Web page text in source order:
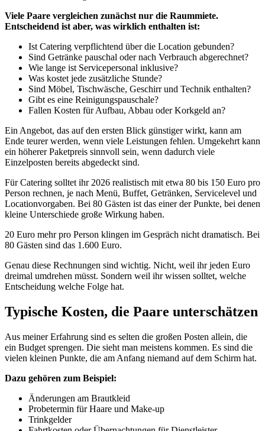
Viele Paare vergleichen zunächst nur die Raummiete.
Entscheidend ist aber, was wirklich enthalten ist:
Ist Catering verpflichtend über die Location gebunden?
Sind Getränke pauschal oder nach Verbrauch abgerechnet?
Wie lange ist Servicepersonal inklusive?
Was kostet jede zusätzliche Stunde?
Sind Möbel, Tischwäsche, Geschirr und Technik enthalten?
Gibt es eine Reinigungspauschale?
Fallen Kosten für Aufbau, Abbau oder Korkgeld an?
Ein Angebot, das auf den ersten Blick günstiger wirkt, kann am
Ende teurer werden, wenn viele Leistungen fehlen. Umgekehrt kann
ein höherer Paketpreis sinnvoll sein, wenn dadurch viele
Einzelposten bereits abgedeckt sind.
Für Catering solltet ihr 2026 realistisch mit etwa 80 bis 150 Euro pro
Person rechnen, je nach Menü, Buffet, Getränken, Servicelevel und
Locationvorgaben. Bei 80 Gästen ist das einer der Punkte, bei denen
kleine Unterschiede große Wirkung haben.
20 Euro mehr pro Person klingen im Gespräch nicht dramatisch. Bei
80 Gästen sind das 1.600 Euro.
Genau diese Rechnungen sind wichtig. Nicht, weil ihr jeden Euro
dreimal umdrehen müsst. Sondern weil ihr wissen solltet, welche
Entscheidung welche Folge hat.
Typische Kosten, die Paare unterschätzen
Aus meiner Erfahrung sind es selten die großen Posten allein, die
ein Budget sprengen. Die sieht man meistens kommen. Es sind die
vielen kleinen Punkte, die am Anfang niemand auf dem Schirm hat.
Dazu gehören zum Beispiel:
Änderungen am Brautkleid
Probetermin für Haare und Make-up
Trinkgelder